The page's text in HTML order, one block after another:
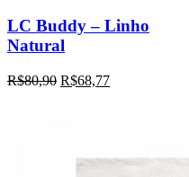
LC Buddy – Linho
Natural
R$80,90 R$68,77